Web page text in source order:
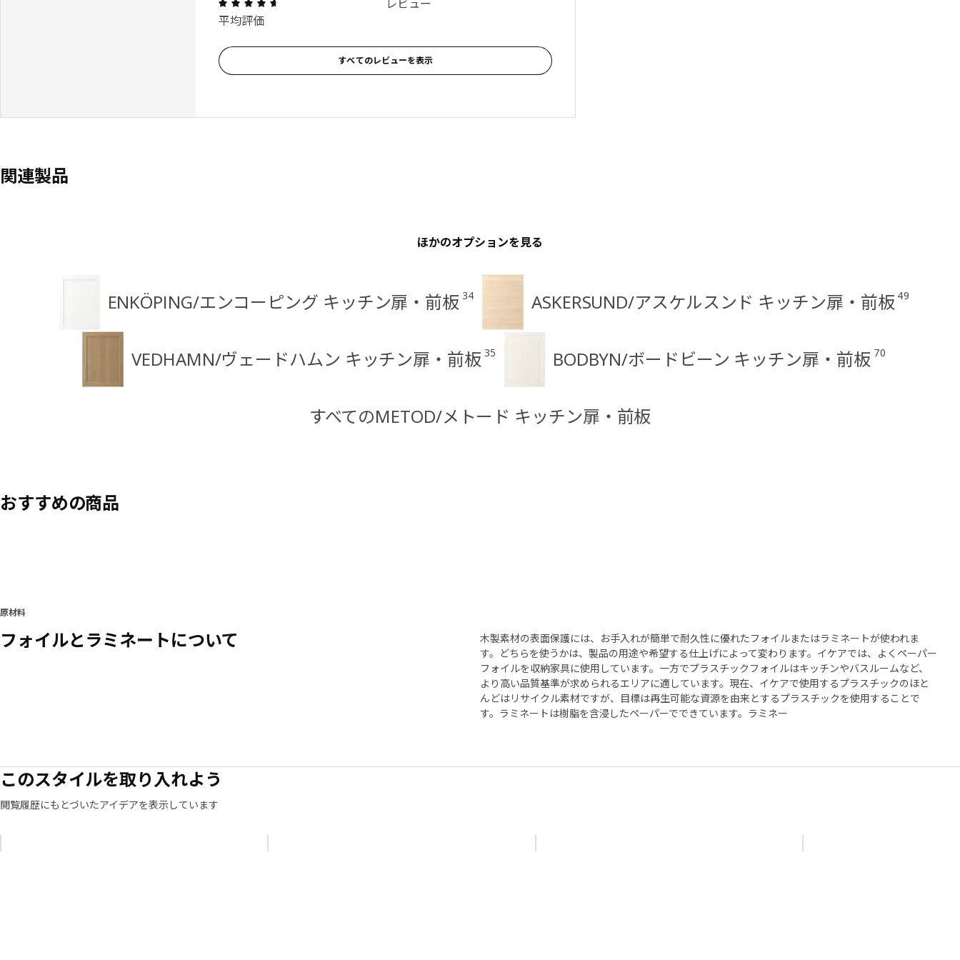
平均評価
レビュー
すべてのレビューを表示
関連製品
ほかのオプションを見る
ENKÖPING/エンコーピング キッチン扉・前板 34 ASKERSUND/アスケルスンド キッチン扉・前板 49
VEDHAMN/ヴェードハムン キッチン扉・前板 35 BODBYN/ボードビーン キッチン扉・前板 70
すべてのMETOD/メトード キッチン扉・前板
おすすめの商品
原材料
フォイルとラミネートについて
木製素材の表面保護には、お手入れが簡単で耐久性に優れたフォイルまたはラミネートが使われま
す。どちらを使うかは、製品の用途や希望する仕上げによって変わります。イケアでは、よくペーパー
フォイルを収納家具に使用しています。一方でプラスチックフォイルはキッチンやバスルームなど、
より高い品質基準が求められるエリアに適しています。現在、イケアで使用するプラスチックのほと
んどはリサイクル素材ですが、目標は再生可能な資源を由来とするプラスチックを使用することで
す。ラミネートは樹脂を含浸したペーパーでできています。ラミネー
このスタイルを取り入れよう
閲覧履歴にもとづいたアイデアを表示しています